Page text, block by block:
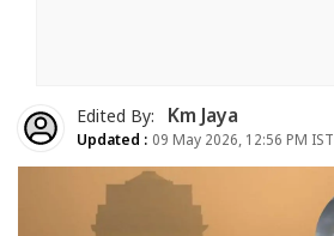
Edited By: Km Jaya
Updated : 09 May 2026, 12:56 PM IST